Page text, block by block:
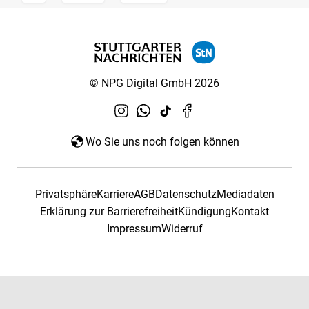
© NPG Digital GmbH 2026
Wo Sie uns noch folgen können
PrivatsphäreKarriereAGBDatenschutzMediadaten
Erklärung zur BarrierefreiheitKündigungKontakt
ImpressumWiderruf